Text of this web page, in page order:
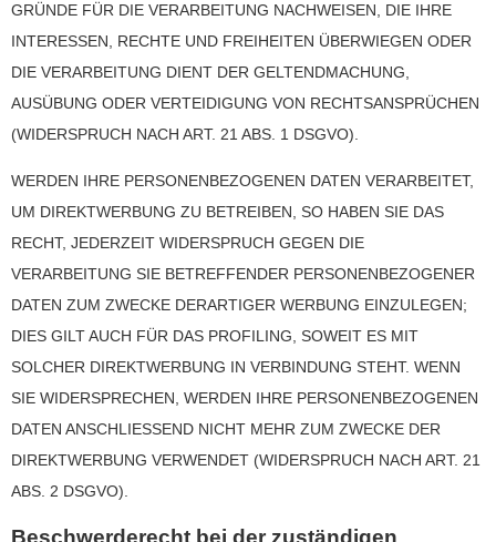
GRÜNDE FÜR DIE VERARBEITUNG NACHWEISEN, DIE IHRE
INTERESSEN, RECHTE UND FREIHEITEN ÜBERWIEGEN ODER
DIE VERARBEITUNG DIENT DER GELTENDMACHUNG,
AUSÜBUNG ODER VERTEIDIGUNG VON RECHTSANSPRÜCHEN
(WIDERSPRUCH NACH ART. 21 ABS. 1 DSGVO).
WERDEN IHRE PERSONENBEZOGENEN DATEN VERARBEITET,
UM DIREKTWERBUNG ZU BETREIBEN, SO HABEN SIE DAS
RECHT, JEDERZEIT WIDERSPRUCH GEGEN DIE
VERARBEITUNG SIE BETREFFENDER PERSONENBEZOGENER
DATEN ZUM ZWECKE DERARTIGER WERBUNG EINZULEGEN;
DIES GILT AUCH FÜR DAS PROFILING, SOWEIT ES MIT
SOLCHER DIREKTWERBUNG IN VERBINDUNG STEHT. WENN
SIE WIDERSPRECHEN, WERDEN IHRE PERSONENBEZOGENEN
DATEN ANSCHLIESSEND NICHT MEHR ZUM ZWECKE DER
DIREKTWERBUNG VERWENDET (WIDERSPRUCH NACH ART. 21
ABS. 2 DSGVO).